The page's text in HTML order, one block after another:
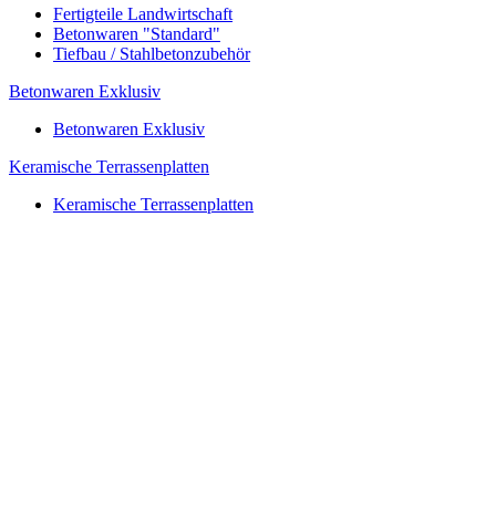
Fertigteile Landwirtschaft
Betonwaren "Standard"
Tiefbau / Stahlbetonzubehör
Betonwaren Exklusiv
Betonwaren Exklusiv
Keramische Terrassenplatten
Keramische Terrassenplatten